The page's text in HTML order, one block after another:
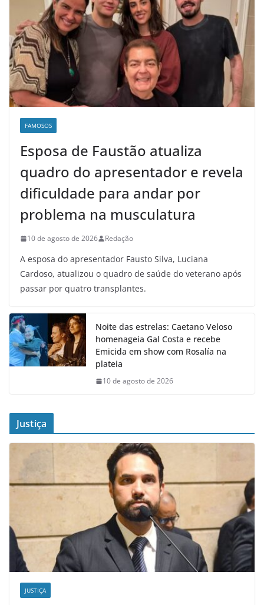
FAMOSOS
Esposa de Faustão atualiza
quadro do apresentador e revela
dificuldade para andar por
problema na musculatura
10 de agosto de 2026 Redação
A esposa do apresentador Fausto Silva, Luciana
Cardoso, atualizou o quadro de saúde do veterano após
passar por quatro transplantes.
Noite das estrelas: Caetano Veloso
homenageia Gal Costa e recebe
Emicida em show com Rosalía na
plateia
10 de agosto de 2026
Justiça
JUSTIÇA